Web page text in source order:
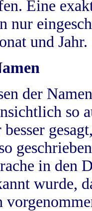
Eine
nur
und Jahr.
der
so
in
wurde,